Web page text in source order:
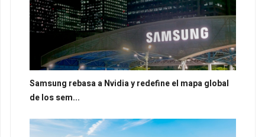
Samsung rebasa a Nvidia y redefine el mapa global
de los sem...